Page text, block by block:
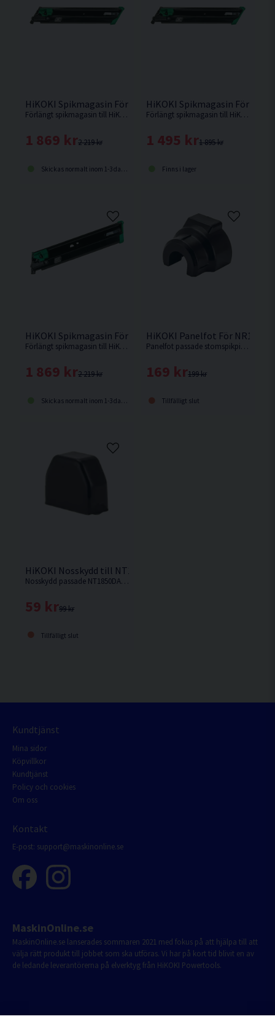
HiKOKI Spikmagasin Förlängt F. NR1890DBCL
Förlängt spikmagasin till HiKOKI NR1890DBCL med en spik kapacitet på hela 98st spikar.
2 219 kr
1 869 kr
Skickas normalt inom 1-3 dagar
HiKOKI Spikmagasin Förlängt
Förlängt spikmagasin till HiKOKI NR1890DCA med en spik kapacitet på hela 107st spikar.
1 895 kr
1 495 kr
Finns i lager
HiKOKI Spikmagasin Förlängt F. NR1890DBRL
Förlängt spikmagasin till HiKOKI NR1890DBCL med en spik kapacitet på hela 98st spikar.
2 219 kr
1 869 kr
Skickas normalt inom 1-3 dagar
HiKOKI Panelfot För
Panelfot passade stomspikpistoler från Hikoki.
199 kr
169 kr
Tillfälligt slut
HiKOKI Nosskydd till NT1850DA
Nosskydd passade NT1850DA från HiKOKI.
99 kr
59 kr
Tillfälligt slut
Kundtjänst
Mina sidor
Köpvillkor
Kundtjänst
Policy och cookies
Om oss
Kontakt
E-post: support@maskinonline.se
MaskinOnline.se
MaskinOnline.se lanserades sommaren 2021 med fokus på att hjälpa till att
välja rätt produkt till jobbet som ska utföras. Vi har på kort tid blivit en av
de ledande leverantörerna på elverktyg från HiKOKI Powertools.